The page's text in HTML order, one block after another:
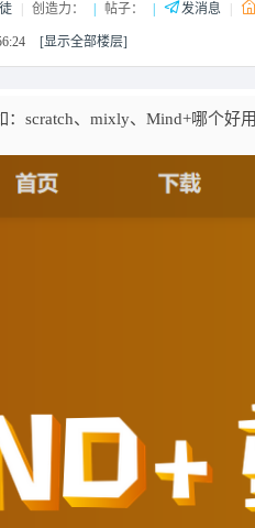
创造力： 帖子： 发消息
[显示全部楼层]
：scratch、mixly、Mind+哪个好